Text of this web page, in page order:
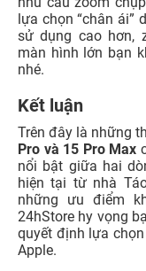
lựa chọn “chân ái”
sử dụng cao hơn,
màn hình lớn bạn
nhé.
Kết luận
Trên đây là những
Pro và 15 Pro Max
nổi bật giữa hai
hiện tại từ nhà
những ưu điểm
24hStore hy vọng
quyết định lựa
Apple.